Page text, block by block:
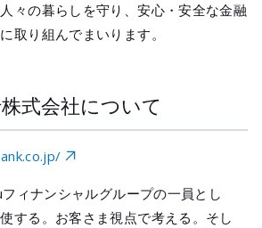
々の暮らしを守り、安心・安全な金融
取り組んでまいります。
式会社について
ィナンシャルグループの一員とし
する。お客さま視点で考える。そし